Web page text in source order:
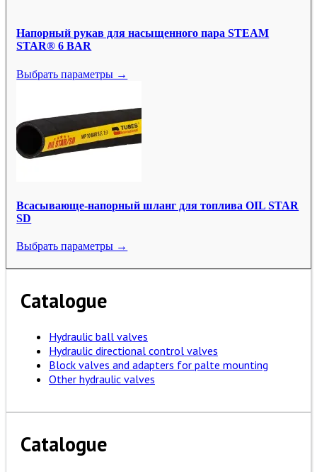
Напорный рукав для насыщенного пара STEAM
STAR® 6 BAR
Выбрать параметры →
Всасывающе-напорный шланг для топлива OIL STAR
SD
Выбрать параметры →
Catalogue
Hydraulic ball valves
Hydraulic directional control valves
Block valves and adapters for palte mounting
Other hydraulic valves
Catalogue